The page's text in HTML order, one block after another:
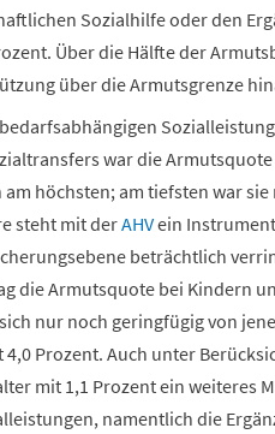
Sozialhilfe oder den
Über die Hälfte der
über die Armutsgrenze
war die
höchsten; am tiefsten war
steht mit derAHVein
beträchtlich
die Armutsquote bei Kindern
nur noch geringfügig von
Prozent. Auch unter
mit 1,1 Prozent ein weiteres
namentlich die